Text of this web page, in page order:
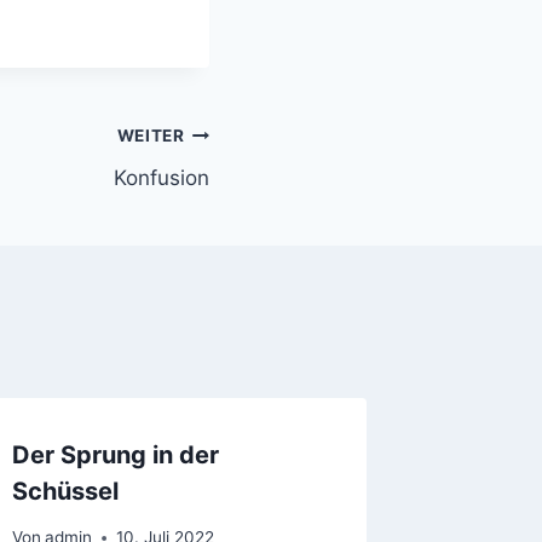
WEITER
Konfusion
Der Sprung in der
Schüssel
Von admin 10. Juli 2022